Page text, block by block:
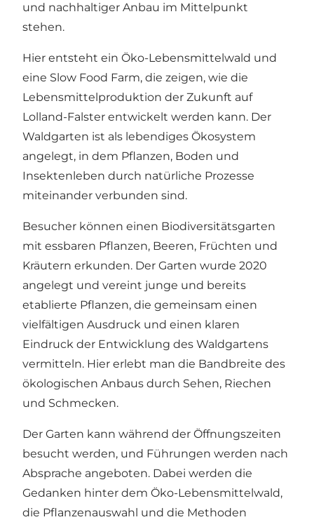
und nachhaltiger Anbau im Mittelpunkt
stehen.
Hier entsteht ein Öko-Lebensmittelwald und
eine Slow Food Farm, die zeigen, wie die
Lebensmittelproduktion der Zukunft auf
Lolland-Falster entwickelt werden kann. Der
Waldgarten ist als lebendiges Ökosystem
angelegt, in dem Pflanzen, Boden und
Insektenleben durch natürliche Prozesse
miteinander verbunden sind.
Besucher können einen Biodiversitätsgarten
mit essbaren Pflanzen, Beeren, Früchten und
Kräutern erkunden. Der Garten wurde 2020
angelegt und vereint junge und bereits
etablierte Pflanzen, die gemeinsam einen
vielfältigen Ausdruck und einen klaren
Eindruck der Entwicklung des Waldgartens
vermitteln. Hier erlebt man die Bandbreite des
ökologischen Anbaus durch Sehen, Riechen
und Schmecken.
Der Garten kann während der Öffnungszeiten
besucht werden, und Führungen werden nach
Absprache angeboten. Dabei werden die
Gedanken hinter dem Öko-Lebensmittelwald,
die Pflanzenauswahl und die Methoden